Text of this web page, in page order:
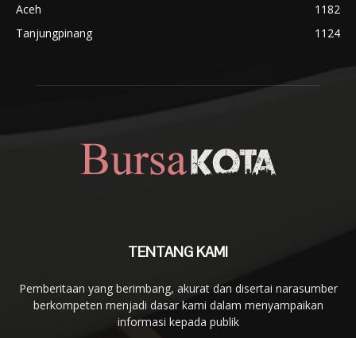
Aceh
1182
Tanjungpinang
1124
TENTANG KAMI
Pemberitaan yang berimbang, akurat dan disertai narasumber
berkompeten menjadi dasar kami dalam menyampaikan
informasi kepada publik